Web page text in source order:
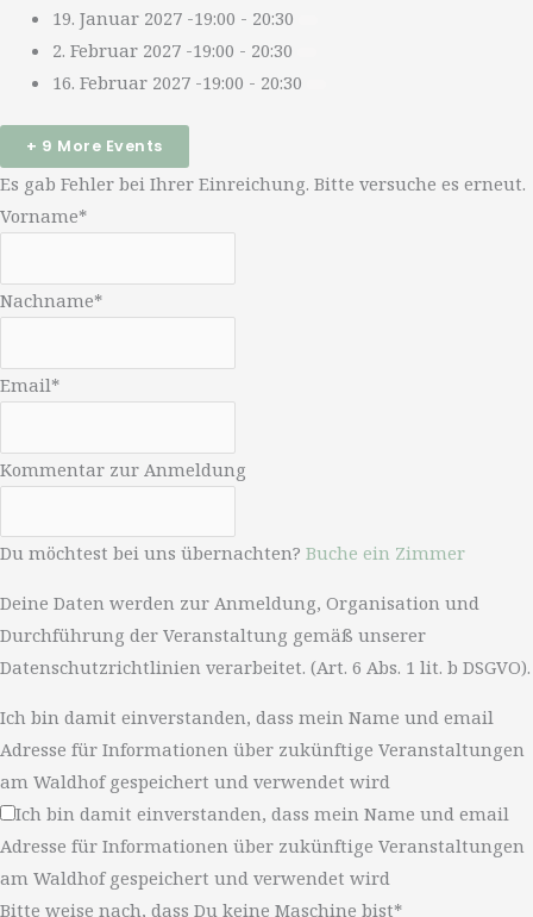
19. Januar 2027 -19:00 - 20:30
2. Februar 2027 -19:00 - 20:30
16. Februar 2027 -19:00 - 20:30
+ 9 More Events
Es gab Fehler bei Ihrer Einreichung. Bitte versuche es erneut.
Vorname*
Nachname*
Email*
Kommentar zur Anmeldung
Du möchtest bei uns übernachten? Buche ein Zimmer
Deine Daten werden zur Anmeldung, Organisation und
Durchführung der Veranstaltung gemäß unserer
Datenschutzrichtlinien verarbeitet. (Art. 6 Abs. 1 lit. b DSGVO).
Ich bin damit einverstanden, dass mein Name und email
Adresse für Informationen über zukünftige Veranstaltungen
am Waldhof gespeichert und verwendet wird
Ich bin damit einverstanden, dass mein Name und email
Adresse für Informationen über zukünftige Veranstaltungen
am Waldhof gespeichert und verwendet wird
Bitte weise nach, dass Du keine Maschine bist*